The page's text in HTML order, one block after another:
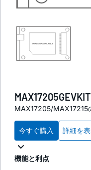
MAX17205GEVKIT
MAX17205/MAX17215
今すぐ購入 詳細を
機能と利点